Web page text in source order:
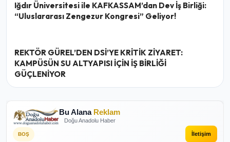
Iğdır Üniversitesi ile KAFKASSAM’dan Dev İş Birliği:
“Uluslararası Zengezur Kongresi” Geliyor!
REKTÖR GÜREL’DEN DSİ’YE KRİTİK ZİYARET:
KAMPÜSÜN SU ALTYAPISI İÇİN İŞ BİRLİĞİ
GÜÇLENİYOR
Bu Alana Reklam
Doğu Anadolu Haber
BOŞ İletişim